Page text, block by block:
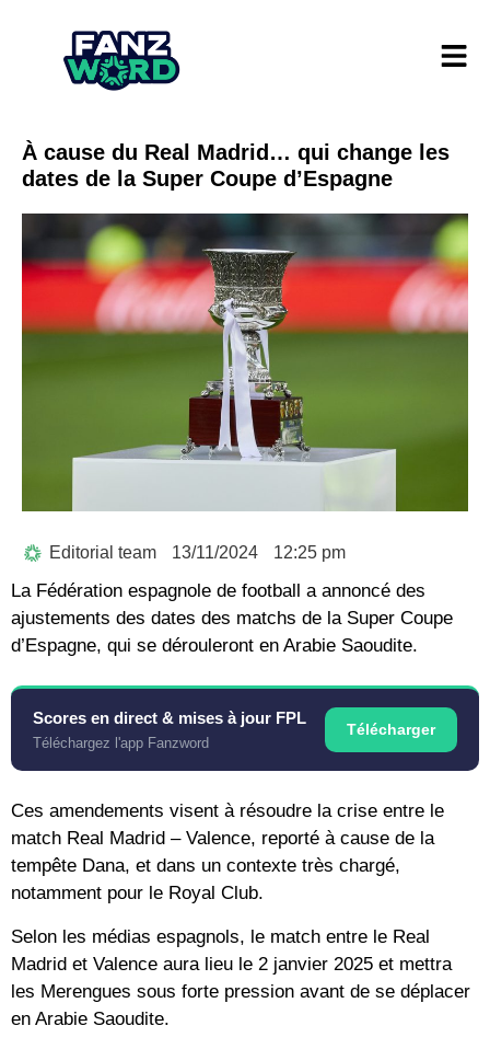
À cause du Real Madrid… qui change les
dates de la Super Coupe d’Espagne
Editorial team 13/11/2024 12:25 pm
La Fédération espagnole de football a annoncé des
ajustements des dates des matchs de la Super Coupe
d’Espagne, qui se dérouleront en Arabie Saoudite.
Scores en direct & mises à jour FPL
Téléchargez l'app Fanzword
Télécharger
Ces amendements visent à résoudre la crise entre le
match Real Madrid – Valence, reporté à cause de la
tempête Dana, et dans un contexte très chargé,
notamment pour le Royal Club.
Selon les médias espagnols, le match entre le Real
Madrid et Valence aura lieu le 2 janvier 2025 et mettra
les Merengues sous forte pression avant de se déplacer
en Arabie Saoudite.